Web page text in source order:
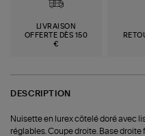
LIVRAISON
OFFERTE DÈS 150
€
DESCRIPTION
Nuisette en lurex côtelé doré avec
réglables. Coupe droite. Base droite